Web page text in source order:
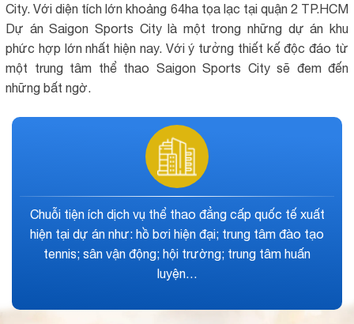
City. Với diện tích lớn khoảng 64ha tọa lạc tại quận 2 TP.HCM
Dự án Saigon Sports City là một trong những dự án khu
phức hợp lớn nhất hiện nay. Với ý tưởng thiết kế độc đáo từ
một trung tâm thể thao Saigon Sports City sẽ đem đến
những bất ngờ.
Vị trí tọa lạc mang lại khả năng liên kết vùng nhanh
chóng, tiềm năng phát triển vượt bậc so với các dự
án lân cận và mang lại một tổng thể quy hoạch hoàn
chỉnh, hiện đại và tiện nghi hàng đầu.